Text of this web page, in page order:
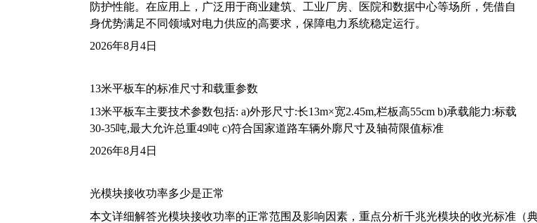
防护性能。在应用上，广泛用于商业建筑、工业厂房、医院和数据中心等场所，凭借自
身优势满足不同领域对电力供应的高要求，保障电力系统稳定运行。
2026年8月4日
13米平板车的标准尺寸和载重参数
13米平板车主要技术参数包括: a)外形尺寸:长13m×宽2.45m,栏板高55cm b)承载能力:标载
30-35吨,最大允许总重49吨 c)符合国家道路车辆外廓尺寸及轴荷限值标准
2026年8月4日
光模块接收功率多少是正常
本文详细解答光模块接收功率的正常范围及影响因素，重点分析千兆光模块的收光标准（